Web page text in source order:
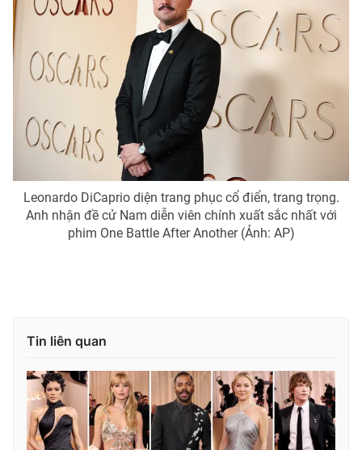
Leonardo DiCaprio diện trang phục cổ điển, trang trọng.
Anh nhận đề cử Nam diễn viên chính xuất sắc nhất với
phim One Battle After Another (Ảnh: AP)
Tin liên quan